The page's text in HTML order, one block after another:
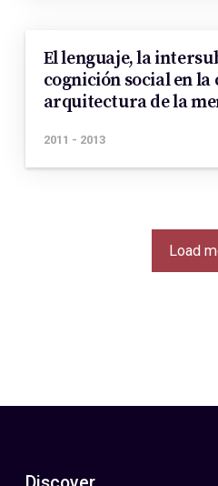
El lenguaje, la
cognición social en
arquitectura de la
2011 - 2013
Load